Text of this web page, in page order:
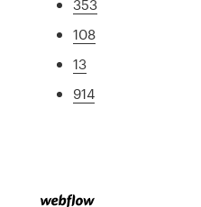
353
108
13
914